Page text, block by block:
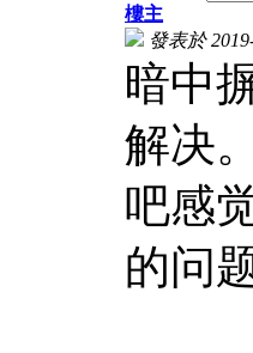
樓主
發表於
暗中
解决
吧感
的问